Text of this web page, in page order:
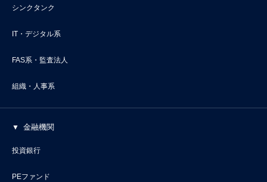
シンクタンク
IT・デジタル系
FAS系・監査法人
組織・人事系
金融機関
投資銀行
PEファンド